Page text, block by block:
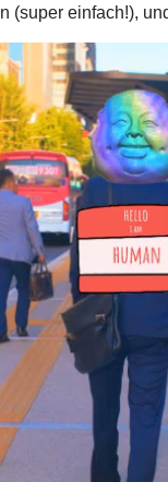
(super einfach!),